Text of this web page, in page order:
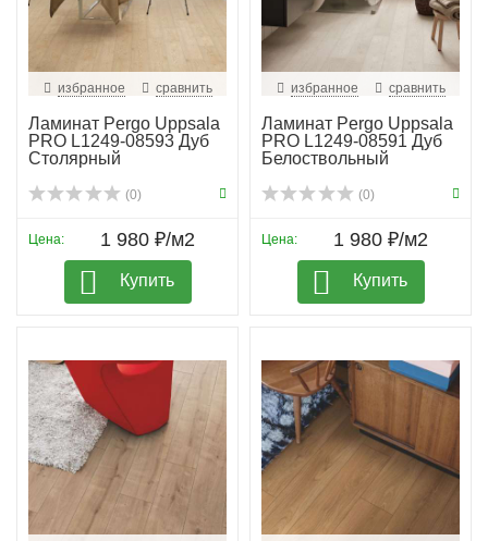
избранное сравнить
Ламинат Pergo Uppsala
PRO L1249-08593 Дуб
Столярный
(0)
Цена: 1 980 ₽/м2
Купить
избранное сравнить
Ламинат Pergo Uppsala
PRO L1249-08591 Дуб
Белоствольный
(0)
Цена: 1 980 ₽/м2
Купить